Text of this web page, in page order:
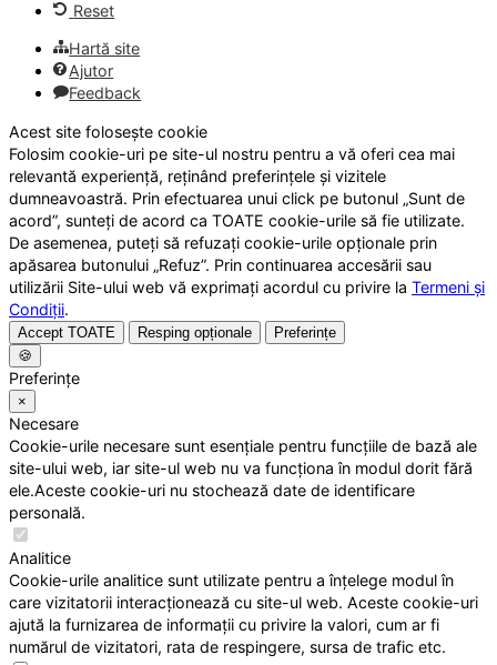
Reset
Hartă site
Ajutor
Feedback
Acest site folosește cookie
Folosim cookie-uri pe site-ul nostru pentru a vă oferi cea mai
relevantă experiență, reținând preferințele și vizitele
dumneavoastră. Prin efectuarea unui click pe butonul „Sunt de
acord”, sunteți de acord ca TOATE cookie-urile să fie utilizate.
De asemenea, puteți să refuzați cookie-urile opționale prin
apăsarea butonului „Refuz”. Prin continuarea accesării sau
utilizării Site-ului web vă exprimați acordul cu privire la Termeni și
Condiții.
Accept TOATE Resping opționale
Preferințe
🍪
Preferințe
×
Necesare
Cookie-urile necesare sunt esențiale pentru funcțiile de bază ale
site-ului web, iar site-ul web nu va funcționa în modul dorit fără
ele.Aceste cookie-uri nu stochează date de identificare
personală.
Analitice
Cookie-urile analitice sunt utilizate pentru a înțelege modul în
care vizitatorii interacționează cu site-ul web. Aceste cookie-uri
ajută la furnizarea de informații cu privire la valori, cum ar fi
numărul de vizitatori, rata de respingere, sursa de trafic etc.